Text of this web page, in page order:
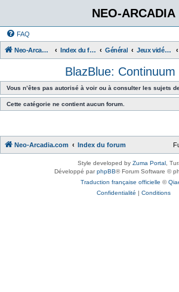
NEO-ARCADIA
FAQ
Neo-Arcadia.com Index du forum Général Jeux vidéo d'arcade
BlazBlue: Continuum
Vous n’êtes pas autorisé à voir ou à consulter les sujets
Cette catégorie ne contient aucun forum.
Neo-Arcadia.com Index du forum
Style developed by Zuma Portal ,
Développé parphpBB® Forum Software ©
Traduction française officielle ©
Confidentialité | Conditions